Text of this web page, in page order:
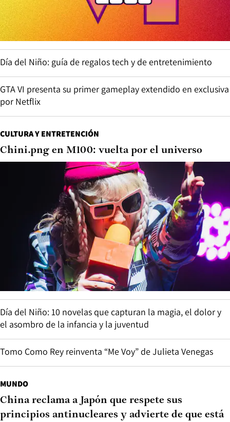
Día del Niño: guía de regalos tech y de entretenimiento
GTA VI presenta su primer gameplay extendido en exclusiva
por Netflix
CULTURA Y ENTRETENCIÓN
Chini.png en M100: vuelta por el universo
Día del Niño: 10 novelas que capturan la magia, el dolor y
el asombro de la infancia y la juventud
Tomo Como Rey reinventa “Me Voy” de Julieta Venegas
MUNDO
China reclama a Japón que respete sus
principios antinucleares y advierte de que está